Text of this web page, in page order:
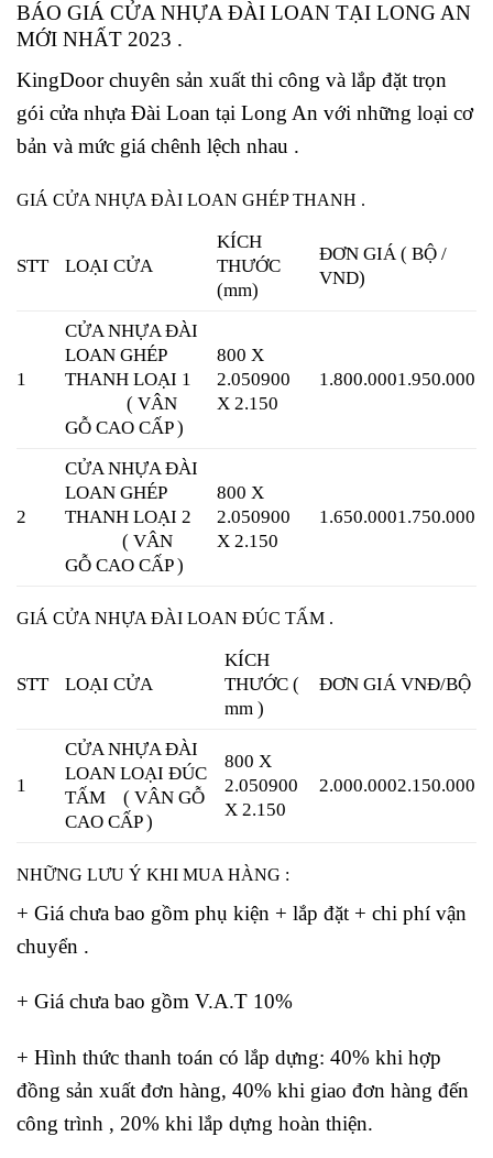
BÁO GIÁ CỬA NHỰA ĐÀI LOAN TẠI LONG AN
MỚI NHẤT 2023 .
KingDoor chuyên sản xuất thi công và lắp đặt trọn
gói cửa nhựa Đài Loan tại Long An với những loại cơ
bản và mức giá chênh lệch nhau .
GIÁ CỬA NHỰA ĐÀI LOAN GHÉP THANH .
STT LOẠI CỬA
KÍCH
THƯỚC
(mm)
ĐƠN GIÁ ( BỘ /
VND)
1
CỬA NHỰA ĐÀI
LOAN GHÉP
THANH LOẠI 1
( VÂN
GỖ CAO CẤP )
800 X
2.050900
X 2.150
1.800.0001.950.000
2
CỬA NHỰA ĐÀI
LOAN GHÉP
THANH LOẠI 2
( VÂN
GỖ CAO CẤP )
800 X
2.050900
X 2.150
1.650.0001.750.000
GIÁ CỬA NHỰA ĐÀI LOAN ĐÚC TẤM .
STT LOẠI CỬA
KÍCH
THƯỚC (
mm )
ĐƠN GIÁ VNĐ/BỘ
1
CỬA NHỰA ĐÀI
LOAN LOẠI ĐÚC
TẤM ( VÂN GỖ
CAO CẤP )
800 X
2.050900
X 2.150
2.000.0002.150.000
NHỮNG LƯU Ý KHI MUA HÀNG :
+ Giá chưa bao gồm phụ kiện + lắp đặt + chi phí vận
chuyển .
+ Giá chưa bao gồm V.A.T 10%
+ Hình thức thanh toán có lắp dựng: 40% khi hợp
đồng sản xuất đơn hàng, 40% khi giao đơn hàng đến
công trình , 20% khi lắp dựng hoàn thiện.